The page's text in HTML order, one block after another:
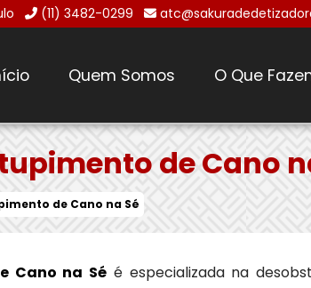
(11) 3482-0299
Quem Somos O Que
de Cano
de Cano na Sé
Cano na Sé é especializada na